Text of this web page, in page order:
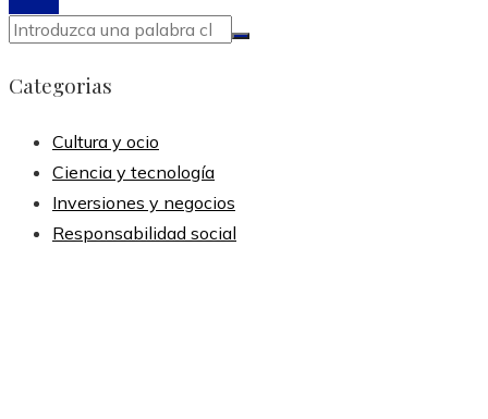
Categorias
Cultura y ocio
Ciencia y tecnología
Inversiones y negocios
Responsabilidad social